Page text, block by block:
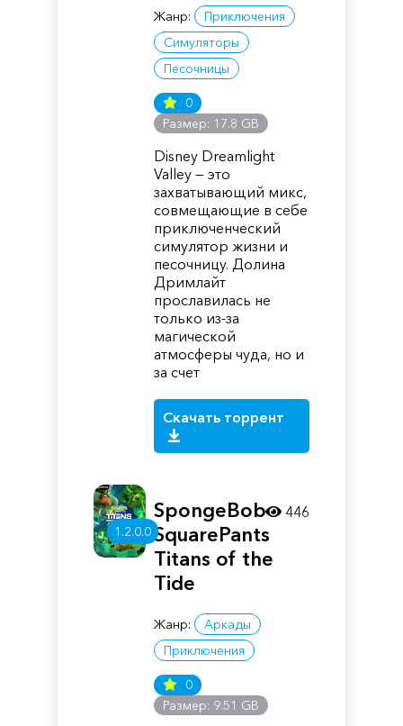
Жанр:
Приключения
Симуляторы
Песочницы
0
Размер: 17.8 GB
Disney Dreamlight
Valley — это
захватывающий микс,
совмещающие в себе
приключенческий
симулятор жизни и
песочницу. Долина
Дримлайт
прославилась не
только из-за
магической
атмосферы чуда, но и
за счет
Скачать торрент
1.2.0.0
SpongeBob
SquarePants
Titans of the
Tide
Жанр:
Аркады
Приключения
0
Размер: 9.51 GB
446